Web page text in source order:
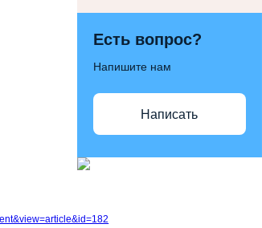
Есть вопрос?
Напишите нам
Написать